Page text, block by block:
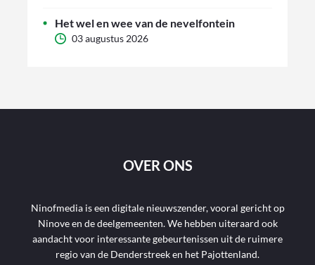
Het wel en wee van de nevelfontein
03 augustus 2026
OVER ONS
Ninofmedia is een digitale nieuwszender, vooral gericht op
Ninove en de deelgemeenten. We hebben uiteraard ook
aandacht voor interessante gebeurtenissen uit de ruimere
regio van de Denderstreek en het Pajottenland.